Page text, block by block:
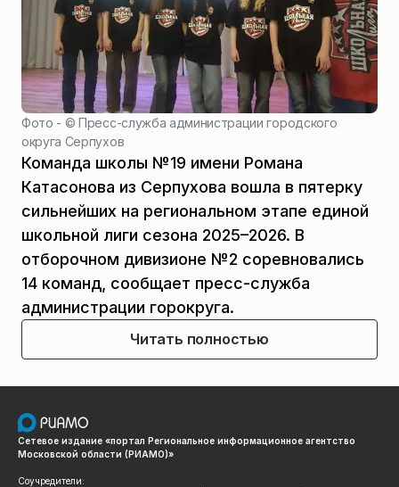
Фото - ©Пресс-служба администрации городского
округа Серпухов
Команда школы №19 имени Романа
Катасонова из Серпухова вошла в пятерку
сильнейших на региональном этапе единой
школьной лиги сезона 2025–2026. В
отборочном дивизионе №2 соревновались
14 команд, сообщает пресс-служба
администрации горокруга.
Читать полностью
Сетевое издание «портал Региональное информационное агентство
Московской области (РИАМО)»
Соучредители: